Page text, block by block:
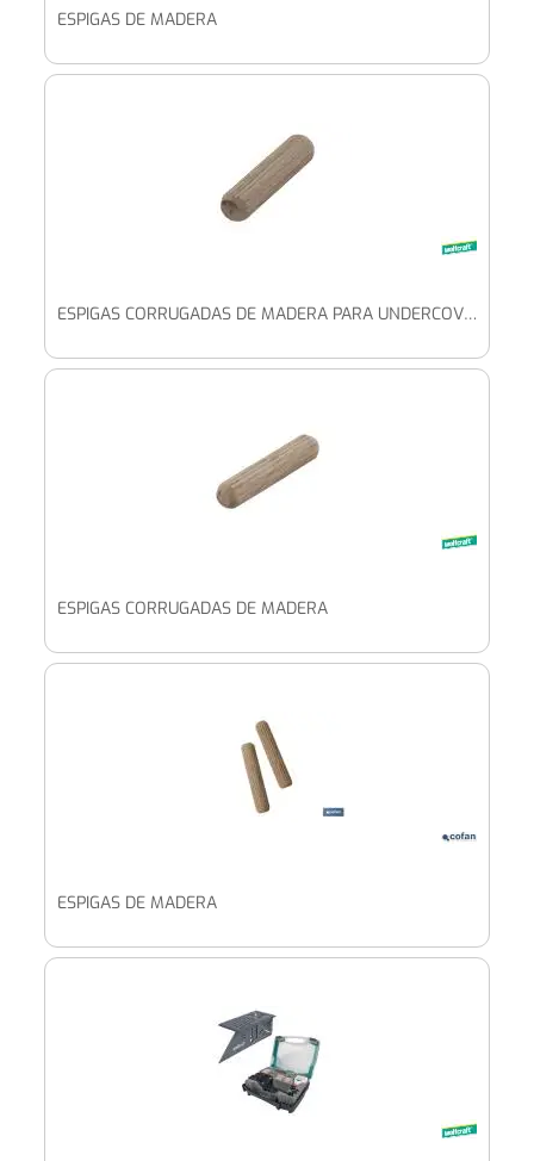
ESPIGAS DE MADERA
ESPIGAS CORRUGADAS DE MADERA PARA UNDERCOVER JIG
ESPIGAS CORRUGADAS DE MADERA
ESPIGAS DE MADERA